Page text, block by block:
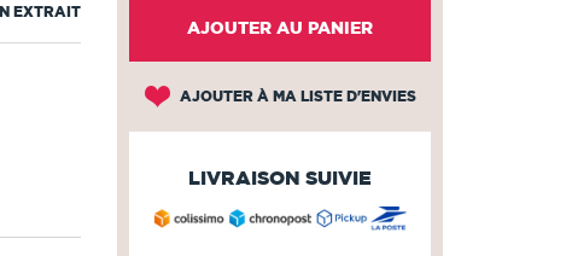
EXTRAIT
AJOUTER AU PANIER
AJOUTER À MA LISTE D'ENVIES
LIVRAISON SUIVIE